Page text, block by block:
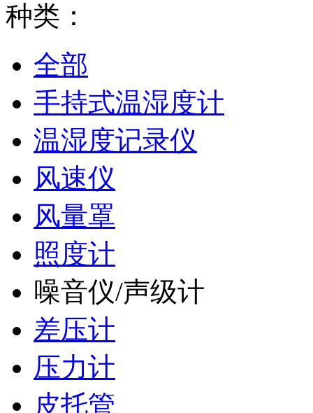
种类：
全部
手持式温湿度计
温湿度记录仪
风速仪
风量罩
照度计
噪音仪/声级计
差压计
压力计
皮托管